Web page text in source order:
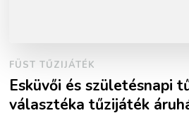
FÜST TŰZIJÁTÉK
Esküvői és születésnapi
választéka tűzijáték